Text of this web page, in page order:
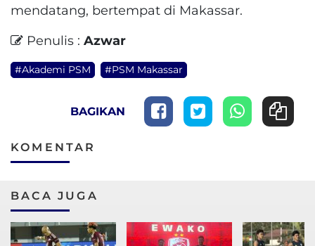
mendatang, bertempat di Makassar.
Penulis : Azwar
#Akademi PSM #PSM Makassar
BAGIKAN
KOMENTAR
BACA JUGA